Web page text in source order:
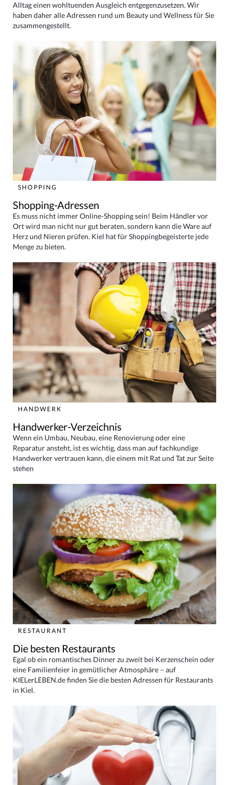
Alltag einen wohltuenden Ausgleich entgegenzusetzen. Wir
haben daher alle Adressen rund um Beauty und Wellness für Sie
zusammengestellt.
SHOPPING
Shopping-Adressen
Es muss nicht immer Online-Shopping sein! Beim Händler vor
Ort wird man nicht nur gut beraten, sondern kann die Ware auf
Herz und Nieren prüfen. Kiel hat für Shoppingbegeisterte jede
Menge zu bieten.
HANDWERK
Handwerker-Verzeichnis
Wenn ein Umbau, Neubau, eine Renovierung oder eine
Reparatur ansteht, ist es wichtig, dass man auf fachkundige
Handwerker vertrauen kann, die einem mit Rat und Tat zur Seite
stehen
RESTAURANT
Die besten Restaurants
Egal ob ein romantisches Dinner zu zweit bei Kerzenschein oder
eine Familienfeier in gemütlicher Atmosphäre – auf
KIELerLEBEN.de finden Sie die besten Adressen für Restaurants
in Kiel.